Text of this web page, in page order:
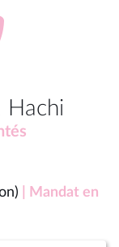
Hachi
| Mandat en